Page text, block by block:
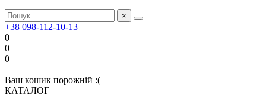
×
+38 098-112-10-13
0
0
0
Ваш кошик порожній :(
КАТАЛОГ